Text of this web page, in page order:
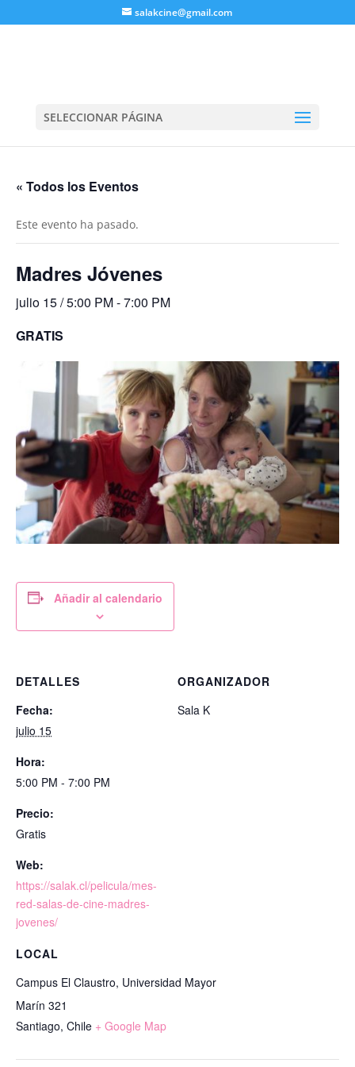
salakcine@gmail.com
SELECCIONAR PÁGINA
« Todos los Eventos
Este evento ha pasado.
Madres Jóvenes
julio 15 / 5:00 PM-7:00 PM
GRATIS
Añadir al calendario
DETALLES
Fecha:
julio 15
Hora:
5:00 PM - 7:00 PM
Precio:
Gratis
Web:
https://salak.cl/pelicula/mes-
red-salas-de-cine-madres-
jovenes/
LOCAL
Campus El Claustro, Universidad Mayor
Marín 321
Santiago, Chile + Google Map
ORGANIZADOR
Sala K